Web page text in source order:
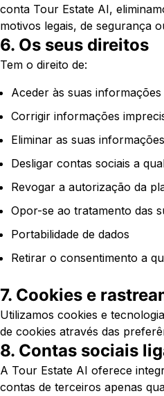
conta Tour Estate AI,
motivos legais, de segurança
6. Os seus direitos
Tem o direito de:
Aceder às suas informações
Corrigir informações
Eliminar as suas
Desligar contas sociais a
Revogar a autorização da
Opor-se ao tratamento das
Portabilidade de dados
Retirar o consentimento a
7. Cookies e
Utilizamos cookies e
de cookies através das
8. Contas sociais
A Tour Estate AI oferece
contas de terceiros apenas